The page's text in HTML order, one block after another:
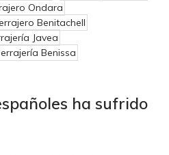
Ondara
Benitachell
Javea
Benissa
ha sufrido